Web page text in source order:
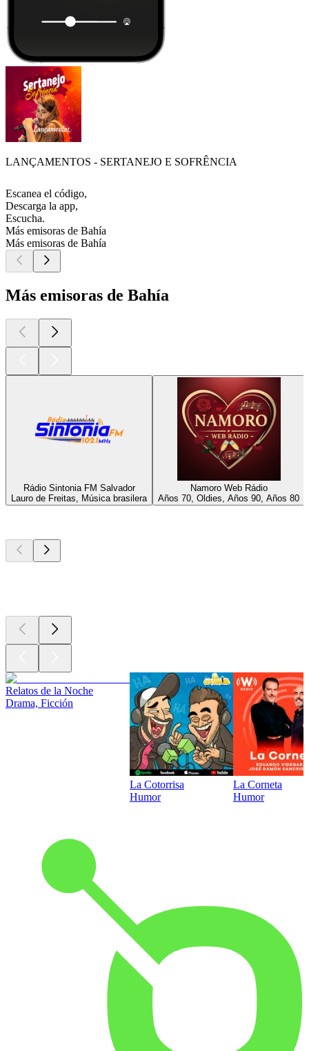
LANÇAMENTOS - SERTANEJO E SOFRÊNCIA
Escanea el código,
Descarga la app,
Escucha.
Más emisoras de Bahía
Más emisoras de Bahía
Más emisoras de Bahía
Rádio Sintonia FM Salvador
Lauro de Freitas, Música brasilera
Namoro Web Rádio
Años 70, Oldies, Años 90, Años 80
Relatos de la Noche
Drama, Ficción
La Cotorrisa
Humor
La Corneta
Humor